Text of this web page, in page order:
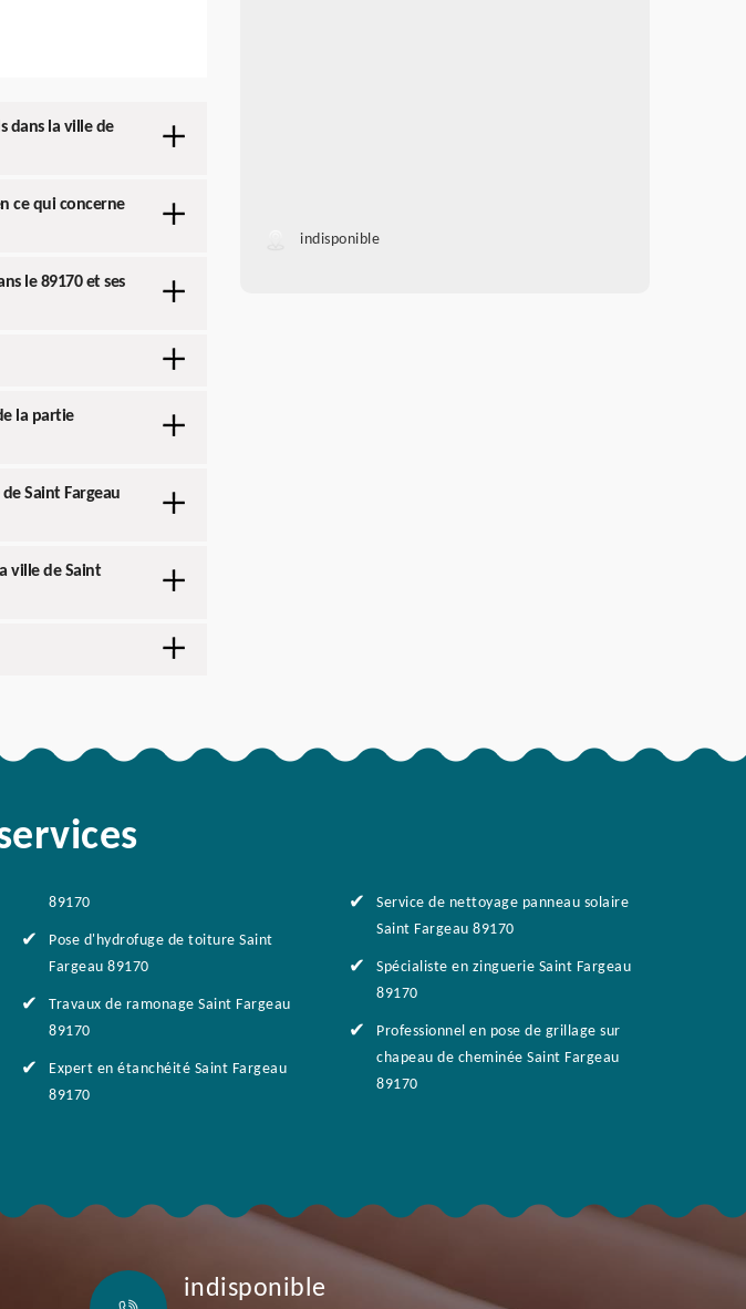
dans la ville de
ce qui concerne
le 89170 et ses
la partie
Saint Fargeau
ville de Saint
indisponible
89170
Pose d'hydrofuge de toiture Saint
Fargeau 89170
Travaux de ramonage Saint Fargeau
89170
Expert en étanchéité Saint Fargeau
89170
Service de nettoyage panneau solaire
Saint Fargeau 89170
Spécialiste en zinguerie Saint Fargeau
89170
Professionnel en pose de grillage sur
chapeau de cheminée Saint Fargeau
89170
indisponible